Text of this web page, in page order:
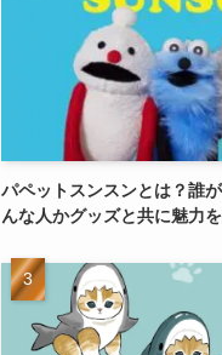
パペットスンスンとは？誰
んな人かグッズと共に魅力